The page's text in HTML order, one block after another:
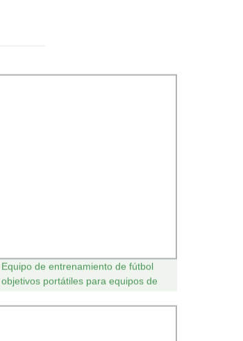
Equipo de entrenamiento de fútbol
objetivos portátiles para equipos de
por mayor